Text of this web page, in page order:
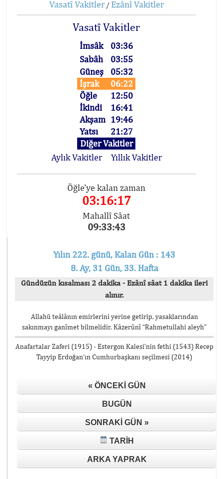
Vasatî Vakitler/ Ezânî Vakitler
Vasatî Vakitler
İmsâk
03:36
Sabâh
03:55
Güneş
05:32
İşrak
06:22
Öğle
12:50
İkindi
16:41
Akşam 19:46
Yatsı
21:27
Diğer Vakitler
Aylık Vakitler
Yıllık Vakitler
Öğle'ye kalan zaman
03:16:17
Mahallî Sâat
09:33:43
Yılın 222. günü, Kalan Gün : 143
8. Ay, 31 Gün, 33. Hafta
Gündüzün kısalması 2 dakika - Ezânî sâat 1 dakika ileri
alınır.
Allahü teâlânın emirlerini yerine getirip, yasaklarından
sakınmayı ganîmet bilmelidir. Kâzerûnî “Rahmetullahi aleyh”
Anafartalar Zaferi (1915) - Estergon Kalesi’nin fethi (1543) Recep
Tayyip Erdoğan’ın Cumhurbaşkanı seçilmesi (2014)
« ÖNCEKI GÜN
BUGÜN
SONRAKI GÜN »
TARIH
ARKA YAPRAK